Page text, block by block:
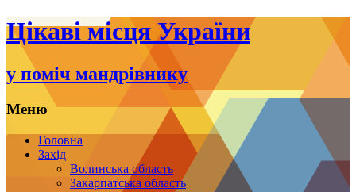
Цікаві місця України
у поміч мандрівнику
Меню
Переміститись
Головна
Захід
Волинська область
Закарпатська область